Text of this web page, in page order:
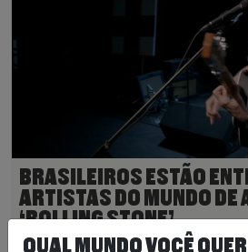
BRASILEIROS ESTÃO
ARTISTAS DO MUNDO DE
‘ROLLING STONE’
QUAL MUNDO VOCÊ